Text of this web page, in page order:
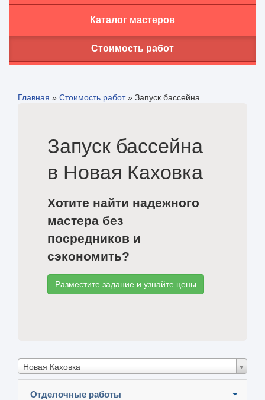
Каталог мастеров
Стоимость работ
Главная » Стоимость работ» Запуск бассейна
Запуск бассейна
в Новая Каховка
Хотите найти надежного
мастера без
посредников и
сэкономить?
Разместите задание и узнайте цены
Новая Каховка
Отделочные работы